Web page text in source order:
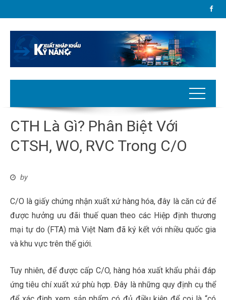
CTH Là Gì? Phân Biệt Với
CTSH, WO, RVC Trong C/O
by
C/O là giấy chứng nhận xuất xứ hàng hóa, đây là căn cứ để
được hưởng ưu đãi thuế quan theo các Hiệp định thương
mại tự do (FTA) mà Việt Nam đã ký kết với nhiều quốc gia
và khu vực trên thế giới.
Tuy nhiên, để được cấp C/O, hàng hóa xuất khẩu phải đáp
ứng tiêu chí xuất xứ phù hợp. Đây là những quy định cụ thể